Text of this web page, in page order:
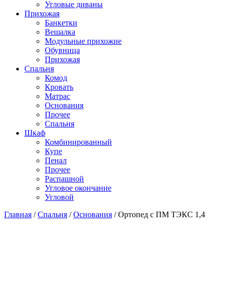
Угловые диваны
Прихожая
Банкетки
Вешалка
Модульные прихожие
Обувница
Прихожая
Спальня
Комод
Кровать
Матраc
Основания
Прочее
Спальня
Шкаф
Комбинированный
Купе
Пенал
Прочее
Распашной
Угловое окончание
Угловой
Главная /Спальня /Основания /Ортопед с ПМ ТЭКС 1,4